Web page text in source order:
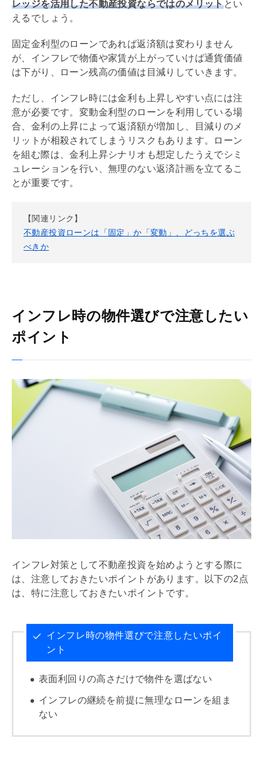
レッジを活用した不動産投資ならではのメリットとい
えるでしょう。
固定金利型のローンであれば返済額は変わりません
が、インフレで物価や家賃が上がっていけば通貨価値
は下がり、ローン残高の価値は目減りしていきます。
ただし、インフレ時には金利も上昇しやすい点には注
意が必要です。変動金利型のローンを利用している場
合、金利の上昇によって返済額が増加し、目減りのメ
リットが相殺されてしまうリスクもあります。ローン
を組む際は、金利上昇シナリオも想定したうえでシミ
ュレーションを行い、無理のない返済計画を立てるこ
とが重要です。
【関連リンク】
不動産投資ローンは「固定」か「変動」、どっちを選ぶ
べきか
インフレ時の物件選びで注意したい
ポイント
インフレ対策として不動産投資を始めようとする際に
は、注意しておきたいポイントがあります。以下の2点
は、特に注意しておきたいポイントです。
インフレ時の物件選びで注意したいポイ
ント
表面利回りの高さだけで物件を選ばない
インフレの継続を前提に無理なローンを組ま
ない